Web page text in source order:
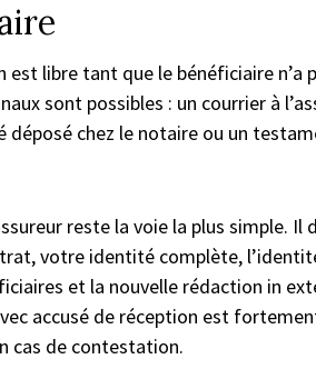
libre tant que le bénéficiaire n’a
sont possibles : un courrier à
déposé chez le notaire ou un
reste la voie la plus simple.
votre identité complète,
et la nouvelle rédaction in
accusé de réception est
cas de contestation.